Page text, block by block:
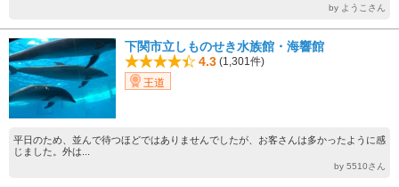
by ようこさん
下関市立しものせき水族館・海響館
4.3 (1,301件)
王道
平日のため、並んで待つほどではありませんでしたが、お客さんは多かったように感
じました。外は...
by 5510さん